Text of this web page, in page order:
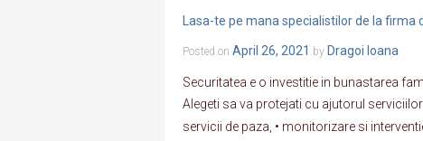
Lasa-te pe mana specialistilor de la firma
Posted on April 26, 2021 by Dragoi Ioana
Securitatea e o investitie in bunastarea
Alegeti sa va protejati cu ajutorul
servicii de paza, • monitorizare si